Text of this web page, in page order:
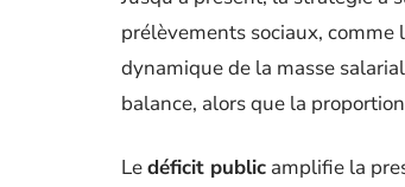
prélèvements sociaux, comme
dynamique de la masse
balance, alors que la
Ledéficit public amplifie la